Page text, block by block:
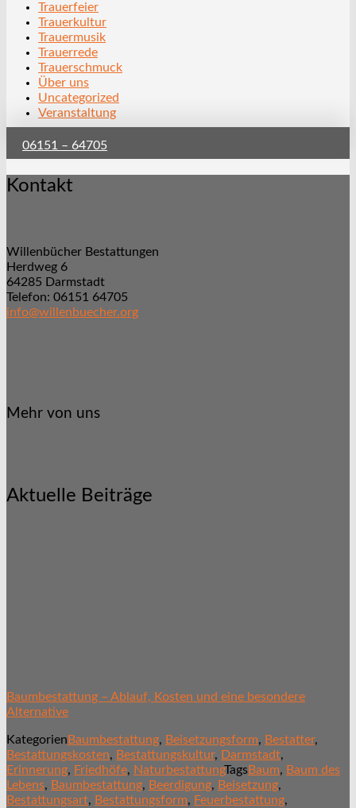
Trauerfeier
Trauerkultur
Trauermusik
Trauerrede
Trauerschmuck
Über uns
Uncategorized
Veranstaltung
06151 – 64705
Kontakt
Willenbücher Bestattungen
Herdweg 6
64285 Darmstadt
Telefon: 06151 64705
info@willenbuecher.org
Mehr von uns
Aktuelle Beiträge
Baumbestattung – Ablauf, Kosten und eine besondere
Alternative
Kategorien Baumbestattung, Beisetzungsform, Bestatter,
Bestattungskosten, Bestattungskultur, Darmstadt,
Erinnerung, Friedhöfe, NaturbestattungTagsBaum, Baum des
Lebens, Baumbestattung, Beerdigung, Beisetzung,
Bestattungsart, Bestattungsform, Feuerbestattung,